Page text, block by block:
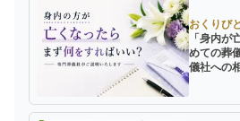
おくりび
「身内が
めての葬
儀社への